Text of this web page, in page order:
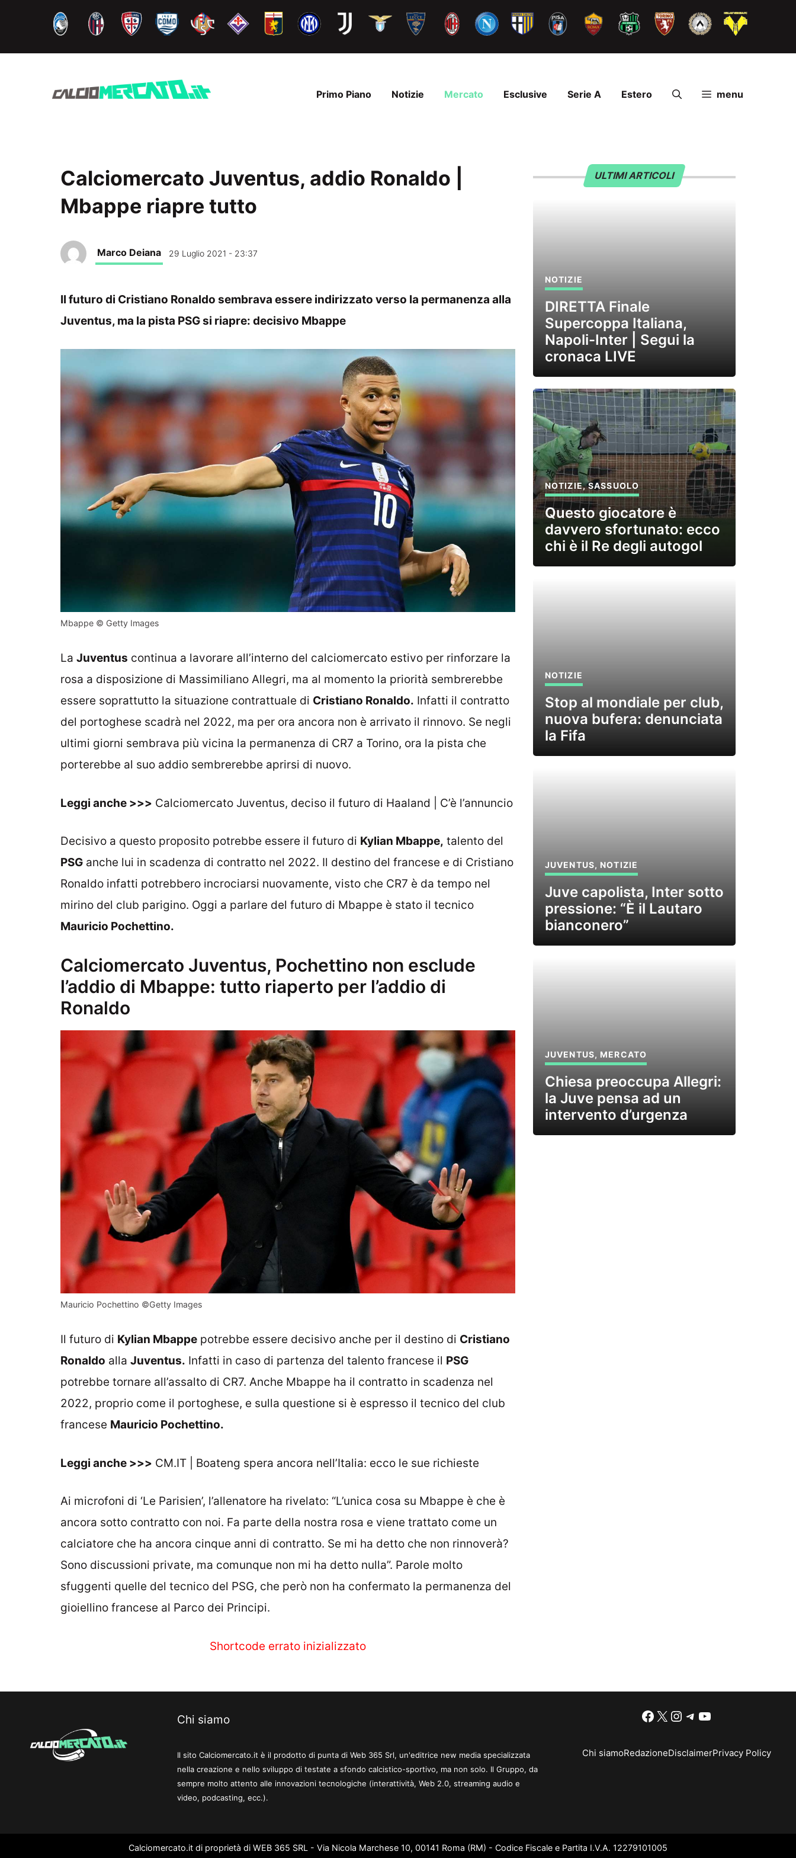
contenuto
Primo Piano Notizie Mercato Esclusive Serie A Estero menu
Calciomercato Juventus, addio Ronaldo |
Mbappe riapre tutto
Marco Deiana 29 Luglio 2021 - 23:37
Il futuro di Cristiano Ronaldo sembrava essere indirizzato verso la permanenza alla
Juventus, ma la pista PSG si riapre: decisivo Mbappe
Mbappe © Getty Images
La Juventus continua a lavorare all’interno del calciomercato estivo per rinforzare la
rosa a disposizione di Massimiliano Allegri, ma al momento la priorità sembrerebbe
essere soprattutto la situazione contrattuale di Cristiano Ronaldo. Infatti il contratto
del portoghese scadrà nel 2022, ma per ora ancora non è arrivato il rinnovo. Se negli
ultimi giorni sembrava più vicina la permanenza di CR7 a Torino, ora la pista che
porterebbe al suo addio sembrerebbe aprirsi di nuovo.
Leggi anche >>> Calciomercato Juventus, deciso il futuro di Haaland | C’è l’annuncio
Decisivo a questo proposito potrebbe essere il futuro di Kylian Mbappe, talento del
PSG anche lui in scadenza di contratto nel 2022. Il destino del francese e di Cristiano
Ronaldo infatti potrebbero incrociarsi nuovamente, visto che CR7 è da tempo nel
mirino del club parigino. Oggi a parlare del futuro di Mbappe è stato il tecnico
Mauricio Pochettino.
Calciomercato Juventus, Pochettino non esclude
l’addio di Mbappe: tutto riaperto per l’addio di
Ronaldo
Mauricio Pochettino ©️Getty Images
Il futuro di Kylian Mbappe potrebbe essere decisivo anche per il destino di Cristiano
Ronaldo alla Juventus. Infatti in caso di partenza del talento francese il PSG
potrebbe tornare all’assalto di CR7. Anche Mbappe ha il contratto in scadenza nel
2022, proprio come il portoghese, e sulla questione si è espresso il tecnico del club
francese Mauricio Pochettino.
Leggi anche >>> CM.IT | Boateng spera ancora nell’Italia: ecco le sue richieste
Ai microfoni di ‘Le Parisien’, l’allenatore ha rivelato: “L’unica cosa su Mbappe è che è
ancora sotto contratto con noi. Fa parte della nostra rosa e viene trattato come un
calciatore che ha ancora cinque anni di contratto. Se mi ha detto che non rinnoverà?
Sono discussioni private, ma comunque non mi ha detto nulla”. Parole molto
sfuggenti quelle del tecnico del PSG, che però non ha confermato la permanenza del
gioiellino francese al Parco dei Principi.
Shortcode errato inizializzato
ULTIMI ARTICOLI
NOTIZIE
DIRETTA Finale
Supercoppa Italiana,
Napoli-Inter | Segui la
cronaca LIVE
NOTIZIE,SASSUOLO
Questo giocatore è
davvero sfortunato: ecco
chi è il Re degli autogol
NOTIZIE
Stop al mondiale per club,
nuova bufera: denunciata
la Fifa
JUVENTUS, NOTIZIE
Juve capolista, Inter sotto
pressione: “È il Lautaro
bianconero”
JUVENTUS, MERCATO
Chiesa preoccupa Allegri:
la Juve pensa ad un
intervento d’urgenza
Chi siamo
Il sito Calciomercato.it è il prodotto di punta di Web 365 Srl, un'editrice new media specializzata
nella creazione e nello sviluppo di testate a sfondo calcistico-sportivo, ma non solo. Il Gruppo, da
sempre molto attento alle innovazioni tecnologiche (interattività, Web 2.0, streaming audio e
video, podcasting, ecc.).
Facebook
X Instagram
Telegram
YouTube
Chi siamoRedazioneDisclaimerPrivacy Policy
Calciomercato.it di proprietà di WEB 365 SRL - Via Nicola Marchese 10, 00141 Roma (RM) - Codice Fiscale e Partita I.V.A. 12279101005